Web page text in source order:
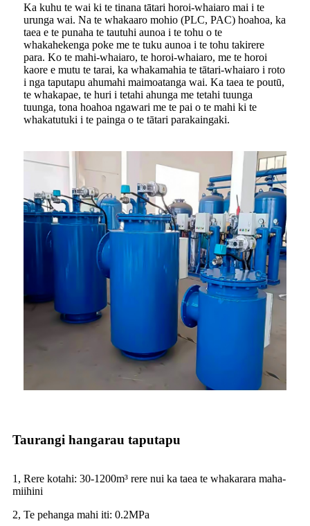
Ka kuhu te wai ki te tinana tātari horoi-whaiaro mai i te
urunga wai. Na te whakaaro mohio (PLC, PAC) hoahoa, ka
taea e te punaha te tautuhi aunoa i te tohu o te
whakahekenga poke me te tuku aunoa i te tohu takirere
para. Ko te mahi-whaiaro, te horoi-whaiaro, me te horoi
kaore e mutu te tarai, ka whakamahia te tātari-whaiaro i roto
i nga taputapu ahumahi maimoatanga wai. Ka taea te poutū,
te whakapae, te huri i tetahi ahunga me tetahi tuunga
tuunga, tona hoahoa ngawari me te pai o te mahi ki te
whakatutuki i te painga o te tātari parakaingaki.
Taurangi hangarau taputapu
1, Rere kotahi: 30-1200m³ rere nui ka taea te whakarara maha-
miihini
2, Te pehanga mahi iti: 0.2MPa